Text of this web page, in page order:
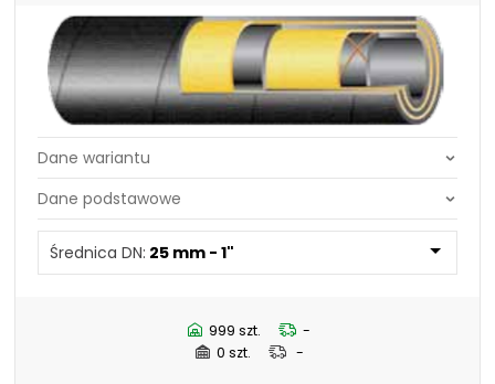
Średnica DN:
Średnica DN:
63,5 mm - 2.1/2"
19 mm - 3/4"
32 mm - 1.1/4"
Średnica DN: 25 mm - 1"
999 szt.
-
0 szt.
-